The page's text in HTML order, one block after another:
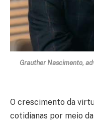
Grauther Nascimento,
O crescimento da
cotidianas por meio